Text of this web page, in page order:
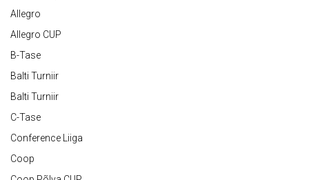
Allegro
Allegro CUP
B-Tase
Balti Turniir
Balti Turniir
C-Tase
Conference Liiga
Coop